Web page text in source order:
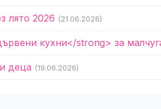
лято 2026 (21.06.2026)
кухни</strong> за
деца (19.06.2026)